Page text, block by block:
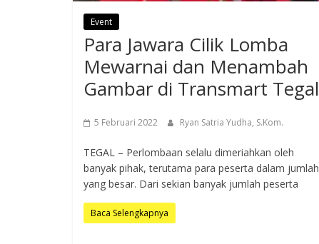
Event
Para Jawara Cilik Lomba
Mewarnai dan Menambah
Gambar di Transmart Tegal
5 Februari 2022 Ryan Satria Yudha, S.Kom.
TEGAL – Perlombaan selalu dimeriahkan oleh
banyak pihak, terutama para peserta dalam jumlah
yang besar. Dari sekian banyak jumlah peserta
Baca Selengkapnya